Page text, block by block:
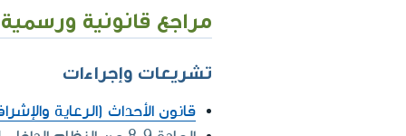
مراجع قانونية ورسمية
تشريعات وإجراءات
قانون الأحداث (الرعاية